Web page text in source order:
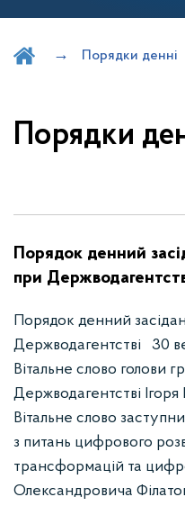
Порядки денні
Порядки
Порядок денний
при
Порядок денний
Держводагентстві 30
Вітальне слово голови
Держводагентстві
Вітальне слово
з питань цифрового
трансформацій та
Олександровича